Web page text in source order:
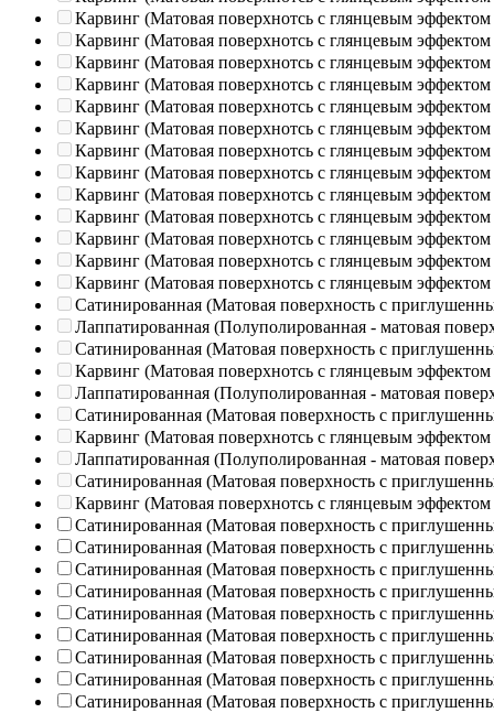
Карвинг (Матовая поверхнотсь с глянцевым эффектом
Карвинг (Матовая поверхнотсь с глянцевым эффектом
Карвинг (Матовая поверхнотсь с глянцевым эффектом
Карвинг (Матовая поверхнотсь с глянцевым эффектом
Карвинг (Матовая поверхнотсь с глянцевым эффектом
Карвинг (Матовая поверхнотсь с глянцевым эффектом
Карвинг (Матовая поверхнотсь с глянцевым эффектом
Карвинг (Матовая поверхнотсь с глянцевым эффектом
Карвинг (Матовая поверхнотсь с глянцевым эффектом
Карвинг (Матовая поверхнотсь с глянцевым эффектом
Карвинг (Матовая поверхнотсь с глянцевым эффектом
Карвинг (Матовая поверхнотсь с глянцевым эффектом
Карвинг (Матовая поверхнотсь с глянцевым эффектом
Сатинированная (Матовая поверхность с
Лаппатированная (Полуполированная - матовая
Сатинированная (Матовая поверхность с
Карвинг (Матовая поверхнотсь с глянцевым эффектом
Лаппатированная (Полуполированная - матовая
Сатинированная (Матовая поверхность с
Карвинг (Матовая поверхнотсь с глянцевым эффектом
Лаппатированная (Полуполированная - матовая
Сатинированная (Матовая поверхность с
Карвинг (Матовая поверхнотсь с глянцевым эффектом
Сатинированная (Матовая поверхность с
Сатинированная (Матовая поверхность с
Сатинированная (Матовая поверхность с
Сатинированная (Матовая поверхность с
Сатинированная (Матовая поверхность с
Сатинированная (Матовая поверхность с
Сатинированная (Матовая поверхность с
Сатинированная (Матовая поверхность с
Сатинированная (Матовая поверхность с